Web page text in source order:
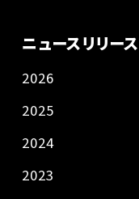
ニュースリリース
2026
2025
2024
2023